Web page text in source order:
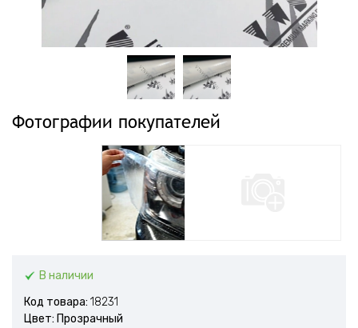
Фотографии покупателей
В наличии
Код товара: 18231
Цвет: Прозрачный